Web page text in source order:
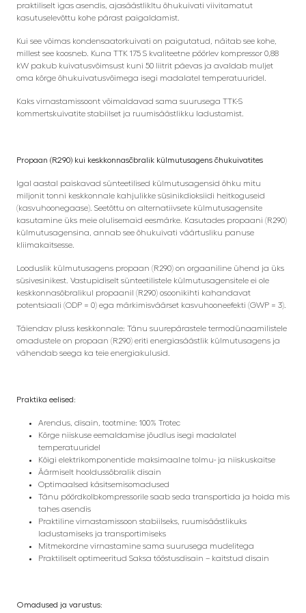
praktiliselt igas asendis, ajasäästlikltu õhukuivati ​​viivitamatut
kasutuselevõttu kohe pärast paigaldamist.
Kui see võimas kondensaatorkuivati ​​on paigutatud, näitab see kohe,
millest see koosneb. Kuna TTK 175 S kvaliteetne pöörlev kompressor 0,88
kW pakub kuivatusvõimsust kuni 50 liitrit päevas ja avaldab muljet
oma kõrge õhukuivatusvõimega isegi madalatel temperatuuridel.
Kaks virnastamissoont võimaldavad sama suurusega TTK-S
kommertskuivatite stabiilset ja ruumisäästlikku ladustamist.
Propaan (R290) kui keskkonnasõbralik külmutusagens õhukuivatites
Igal aastal paiskavad sünteetilised külmutusagensid õhku mitu
miljonit tonni keskkonnale kahjulikke süsinikdioksiidi heitkoguseid
(kasvuhoonegaase). Seetõttu on alternatiivsete külmutusagensite
kasutamine üks meie olulisemaid eesmärke. Kasutades propaani (R290)
külmutusagensina, annab see õhukuivati ​​väärtusliku panuse
kliimakaitsesse.
Looduslik külmutusagens propaan (R290) on orgaaniline ühend ja üks
süsivesinikest. Vastupidiselt sünteetilistele külmutusagensitele ei ole
keskkonnasõbralikul propaanil (R290) osoonikihti kahandavat
potentsiaali (ODP = 0) ega märkimisväärset kasvuhooneefekti (GWP = 3).
Täiendav pluss keskkonnale: Tänu suurepärastele termodünaamilistele
omadustele on propaan (R290) eriti energiasäästlik külmutusagens ja
vähendab seega ka teie energiakulusid.
Praktika eelised:
Arendus, disain, tootmine: 100% Trotec
Kõrge niiskuse eemaldamise jõudlus isegi madalatel
temperatuuridel
Kõigi elektrikomponentide maksimaalne tolmu- ja niiskuskaitse
Äärmiselt hooldussõbralik disain
Optimaalsed käsitsemisomadused
Tänu pöördkolbkompressorile saab seda transportida ja hoida mis
tahes asendis
Praktiline virnastamissoon stabiilseks, ruumisäästlikuks
ladustamiseks ja transportimiseks
Mitmekordne virnastamine sama suurusega mudelitega
Praktiliselt optimeeritud Saksa tööstusdisain – kaitstud disain
Omadused ja varustus: